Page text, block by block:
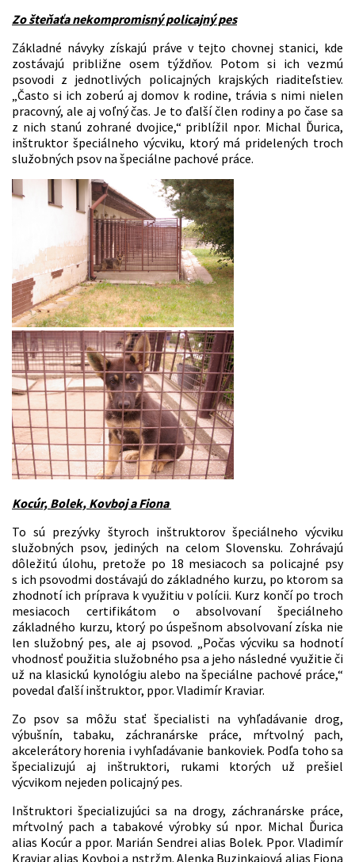
Zo šteňaťa nekompromisný policajný pes
Základné návyky získajú práve v tejto chovnej stanici, kde
zostávajú približne osem týždňov. Potom si ich vezmú
psovodi z jednotlivých policajných krajských riaditeľstiev.
„Často si ich zoberú aj domov k rodine, trávia s nimi nielen
pracovný, ale aj voľný čas. Je to ďalší člen rodiny a po čase sa
z nich stanú zohrané dvojice,“ priblížil npor. Michal Ďurica,
inštruktor špeciálneho výcviku, ktorý má pridelených troch
služobných psov na špeciálne pachové práce.
Kocúr, Bolek, Kovboj a Fiona
To sú prezývky štyroch inštruktorov špeciálneho výcviku
služobných psov, jediných na celom Slovensku. Zohrávajú
dôležitú úlohu, pretože po 18 mesiacoch sa policajné psy
s ich psovodmi dostávajú do základného kurzu, po ktorom sa
zhodnotí ich príprava k využitiu v polícii. Kurz končí po troch
mesiacoch certifikátom o absolvovaní špeciálneho
základného kurzu, ktorý po úspešnom absolvovaní získa nie
len služobný pes, ale aj psovod. „Počas výcviku sa hodnotí
vhodnosť použitia služobného psa a jeho následné využitie či
už na klasickú kynológiu alebo na špeciálne pachové práce,“
povedal ďalší inštruktor, ppor. Vladimír Kraviar.
Zo psov sa môžu stať špecialisti na vyhľadávanie drog,
výbušnín, tabaku, záchranárske práce, mŕtvolný pach,
akcelerátory horenia i vyhľadávanie bankoviek. Podľa toho sa
špecializujú aj inštruktori, rukami ktorých už prešiel
výcvikom nejeden policajný pes.
Inštruktori špecializujúci sa na drogy, záchranárske práce,
mŕtvolný pach a tabakové výrobky sú npor. Michal Ďurica
alias Kocúr a ppor. Marián Sendrei alias Bolek. Ppor. Vladimír
Kraviar alias Kovboj a nstržm. Alenka Buzinkajová alias Fiona